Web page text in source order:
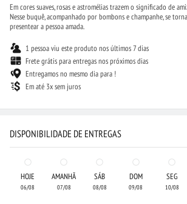
Em cores suaves, rosas e astromélias trazem o significado de
Nesse buquê, acompanhado por bombons e champanhe, se
presentear a pessoa amada.
1 pessoa viu este produto nos últimos 7 dias
Frete grátis para entregas nos próximos dias
Entregamos no mesmo dia para !
Em até 3x sem juros
DISPONIBILIDADE DE ENTREGAS
HOJE
06/08
AMANHÃ
07/08
SÁB
08/08
DOM
09/08
SEG
10/08